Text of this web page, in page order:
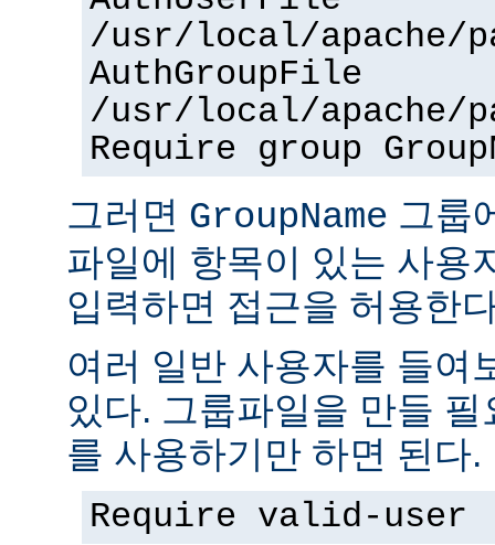
/usr/local/apache/
AuthGroupFile
/usr/local/apache/
Require group
그러면 GroupName 그룹
파일에 항목이 있는 사용
입력하면 접근을 허용한
여러 일반 사용자를 들여
있다. 그룹파일을 만들
를 사용하기만 하면 된다.
Require valid-user